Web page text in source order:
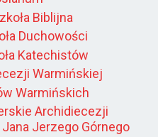
Biblijna
Duchowości
Katechistów
Warmińskiej
Warmińskich
Archidiecezji
Jerzego Górnego